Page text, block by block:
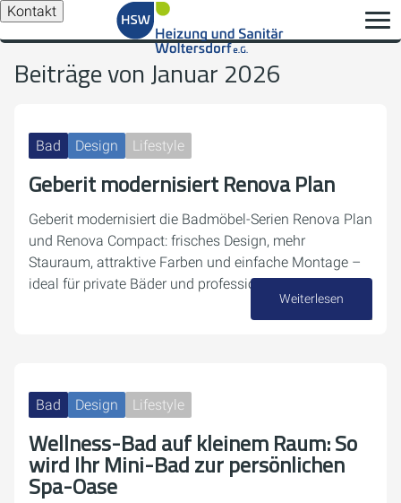
Kontakt
Beiträge von Januar 2026
Bad Design Lifestyle
Geberit modernisiert Renova Plan
Geberit modernisiert die Badmöbel-Serien Renova Plan
und Renova Compact: frisches Design, mehr
Stauraum, attraktive Farben und einfache Montage –
ideal für private Bäder und professionelle Projekte.
Weiterlesen
Bad Design Lifestyle
Wellness-Bad auf kleinem Raum: So
wird Ihr Mini-Bad zur persönlichen
Spa-Oase